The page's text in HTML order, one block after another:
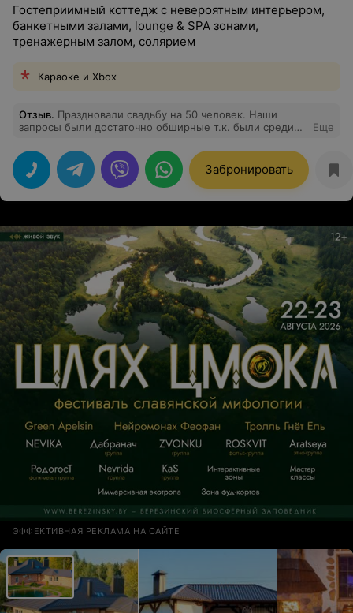
Гостеприимный коттедж с невероятным интерьером,
банкетными залами, lounge & SPA зонами,
тренажерным залом, солярием
Караоке и Xbox
Отзыв. Праздновали свадьбу на 50 человек. Наши
запросы были достаточно обширные т.к. были среди
направления. В усадьбе vice-house в этом отношении
есть все!!! Большая прилегающая территория это
большой плюс если у вас большое мероприятие
(многие усадьбы как правило компактные), где можно
не только найти занятия детям, а так же зона отдыха и
следующий день мы взяли в аренду баню и бассейн
это тоже хороший плюс. Все гости остались довольны.
Спасибо усадьбе vice-house за гостеприимство и
трепетное отношение к клиентам. Место куда хочется
вернуться!
Еще
Забронировать
ЭФФЕКТИВНАЯ РЕКЛАМА НА САЙТЕ